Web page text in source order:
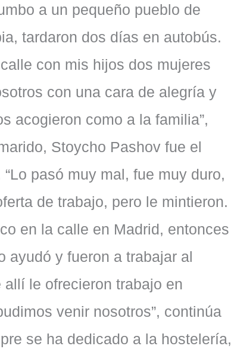
a un pequeño pueblo de
tardaron dos días en autobús.
con mis hijos dos mujeres
con una cara de alegría y
acogieron como a la familia”,
Stoycho Pashov fue el
pasó muy mal, fue muy duro,
de trabajo, pero le mintieron.
en la calle en Madrid, entonces
ayudó y fueron a trabajar al
le ofrecieron trabajo en
venir nosotros”, continúa
se ha dedicado a la hostelería,